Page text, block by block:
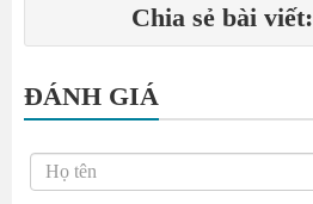
Chia sẻ bài viết:
ĐÁNH GIÁ